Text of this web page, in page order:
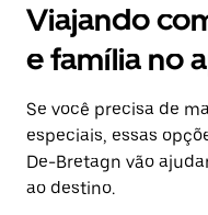
Viajando
e família no
Se você precisa de
especiais, essas
De-Bretagn vão
ao destino.